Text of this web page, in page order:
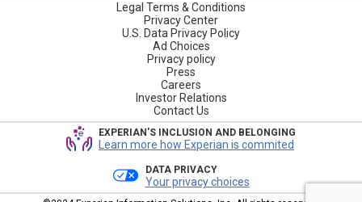
Legal Terms & Conditions
Privacy Center
U.S. Data Privacy Policy
Ad Choices
Privacy policy
Press
Careers
Investor Relations
Contact Us
EXPERIAN'S INCLUSION AND BELONGING
Learn more how Experian is commited
DATA PRIVACY
Your privacy choices